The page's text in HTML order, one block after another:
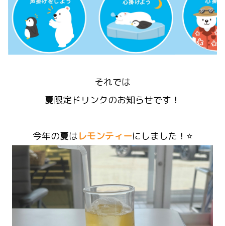
それでは
夏限定ドリンクのお知らせです！
今年の夏はレモンティーにしました！⭐